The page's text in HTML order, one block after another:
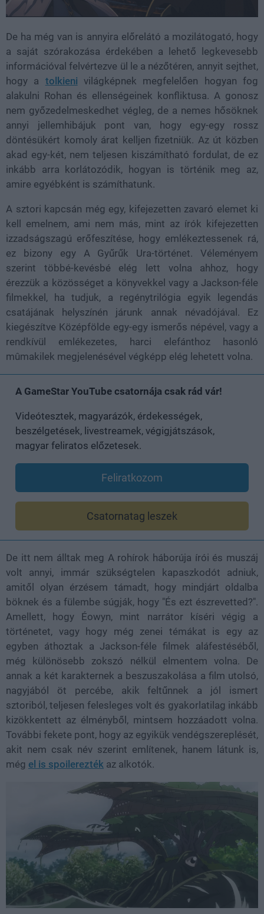
De ha még van is annyira előrelátó a mozilátogató, hogy
a saját szórakozása érdekében a lehető legkevesebb
információval felvértezve ül le a nézőtéren, annyit sejthet,
hogy a tolkieni világképnek megfelelően hogyan fog
alakulni Rohan és ellenségeinek konfliktusa. A gonosz
nem győzedelmeskedhet végleg, de a nemes hősöknek
annyi jellemhibájuk pont van, hogy egy-egy rossz
döntésükért komoly árat kelljen fizetniük. Az út közben
akad egy-két, nem teljesen kiszámítható fordulat, de ez
inkább arra korlátozódik, hogyan is történik meg az,
amire egyébként is számíthatunk.
A sztori kapcsán még egy, kifejezetten zavaró elemet ki
kell emelnem, ami nem más, mint az írók kifejezetten
izzadságszagú erőfeszítése, hogy emlékeztessenek rá,
ez bizony egy A Gyűrűk Ura-történet. Véleményem
szerint többé-kevésbé elég lett volna ahhoz, hogy
érezzük a közösséget a könyvekkel vagy a Jackson-féle
filmekkel, ha tudjuk, a regénytrilógia egyik legendás
csatájának helyszínén járunk annak névadójával. Ez
kiegészítve Középfölde egy-egy ismerős népével, vagy a
rendkívül emlékezetes, harci elefánthoz hasonló
mûmakilek megjelenésével végképp elég lehetett volna.
A GameStar YouTube csatornája csak rád vár!
Videótesztek, magyarázók, érdekességek,
beszélgetések, livestreamek, végigjátszások,
magyar feliratos előzetesek.
Feliratkozom
Csatornatag leszek
De itt nem álltak meg A rohírok háborúja írói és muszáj
volt annyi, immár szükségtelen kapaszkodót adniuk,
amitől olyan érzésem támadt, hogy mindjárt oldalba
böknek és a fülembe súgják, hogy "És ezt észrevetted?".
Amellett, hogy Éowyn, mint narrátor kíséri végig a
történetet, vagy hogy még zenei témákat is egy az
egyben áthoztak a Jackson-féle filmek aláfestéséből,
még különösebb zokszó nélkül elmentem volna. De
annak a két karakternek a beszuszakolása a film utolsó,
nagyjából öt percébe, akik feltűnnek a jól ismert
sztoriból, teljesen felesleges volt és gyakorlatilag inkább
kizökkentett az élményből, mintsem hozzáadott volna.
További fekete pont, hogy az egyikük vendégszereplését,
akit nem csak név szerint említenek, hanem látunk is,
még el is spoilerezték az alkotók.